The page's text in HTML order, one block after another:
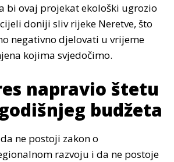
bi ovaj projekat ekološki ugrozio
doniji sliv rijeke Neretve, što
negativno djelovati u vrijeme
kojima svjedočimo.
napravio štetu
budžeta
ne postoji zakon o
razvoju i da ne postoje